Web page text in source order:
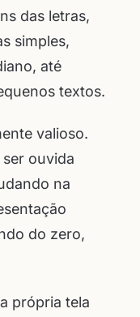
das letras,
simples,
até
textos.
valioso.
ouvida
na
do zero,
própria tela